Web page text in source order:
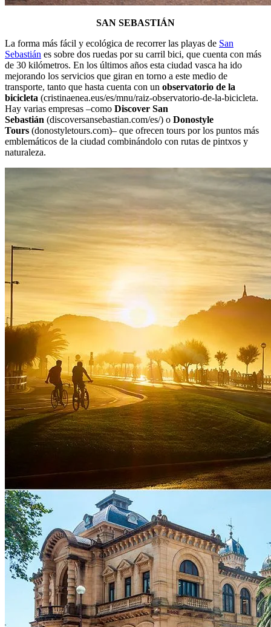
SAN SEBASTIÁN
La forma más fácil y ecológica de recorrer las playas de San
Sebastián es sobre dos ruedas por su carril bici, que cuenta con más
de 30 kilómetros. En los últimos años esta ciudad vasca ha ido
mejorando los servicios que giran en torno a este medio de
transporte, tanto que hasta cuenta con un observatorio de la
bicicleta (cristinaenea.eus/es/mnu/raiz-observatorio-de-la-bicicleta.
Hay varias empresas –como Discover San
Sebastián (discoversansebastian.com/es/) o Donostyle
Tours (donostyletours.com)– que ofrecen tours por los puntos más
emblemáticos de la ciudad combinándolo con rutas de pintxos y
naturaleza.